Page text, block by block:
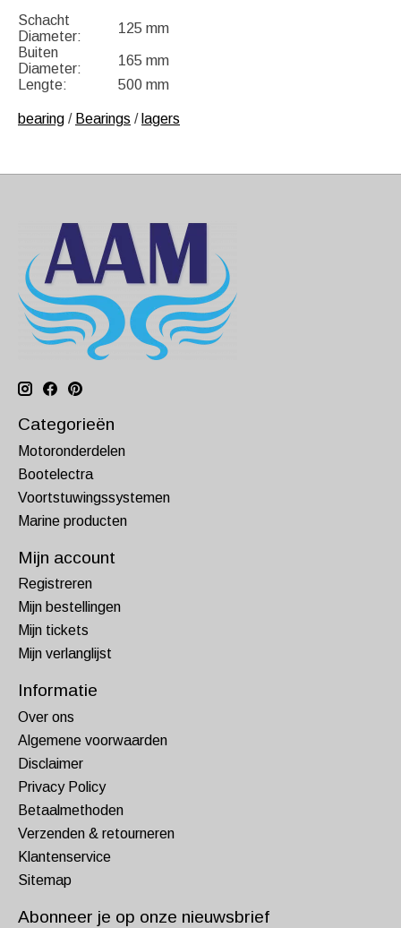
Schacht
Diameter:
125 mm
Buiten
Diameter:
165 mm
Lengte:
500 mm
bearing / Bearings / lagers
Categorieën
Motoronderdelen
Bootelectra
Voortstuwingssystemen
Marine producten
Mijn account
Registreren
Mijn bestellingen
Mijn tickets
Mijn verlanglijst
Informatie
Over ons
Algemene voorwaarden
Disclaimer
Privacy Policy
Betaalmethoden
Verzenden & retourneren
Klantenservice
Sitemap
Abonneer je op onze nieuwsbrief